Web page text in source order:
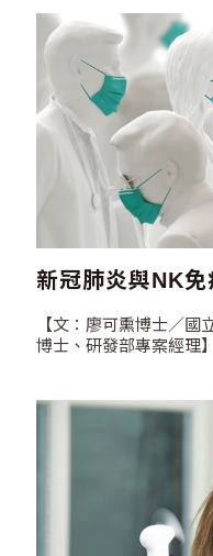
主管機關核准之人體細
使用性。因此選擇中央
相對保障在醫療上的使用合法性。 「
例」是讓「特定醫療技
理辦法」(以下稱特管
法在法源基礎上，是以
構進行管理，間接授權
生技公司做管理，因此
兼顧所有層面。截至
計畫就有通過148件以
備公司有22家。專法通
管理會更完善。 而再生緣擁有20年幹細胞儲存與製備經
ISO、TAF等國內外認
一、全球前十大生物資
把關及控管。更在2021
效能、高安全性的免疫
存及製備的經驗，定能為
低感染的方式，就是減
於經濟考量，無法繼續
證明即可入境美國，但
中。而台灣目前採取的
COVID-19的可能性，
於十歲感染率是
及大於二十歲的族群
治。根據研究，幼兒感
孩子健康長大，就是其他家庭
裕博士在今年四月發表
人體中的「自然殺手細
CoV-2病毒清除率、中
[3]。文中提到已康復的
SARS-CoV-2病毒，似
外，檢查輕症患者的肺
重症患者，更發現NK
避免肺纖維化。因此對
者中觀察到NK細胞的
指的是在周邊血中的
新冠肺炎與NK
【文：廖可熏博士／國
博士、研發部專案經理】 新冠肺炎確診數節節攀升，對於